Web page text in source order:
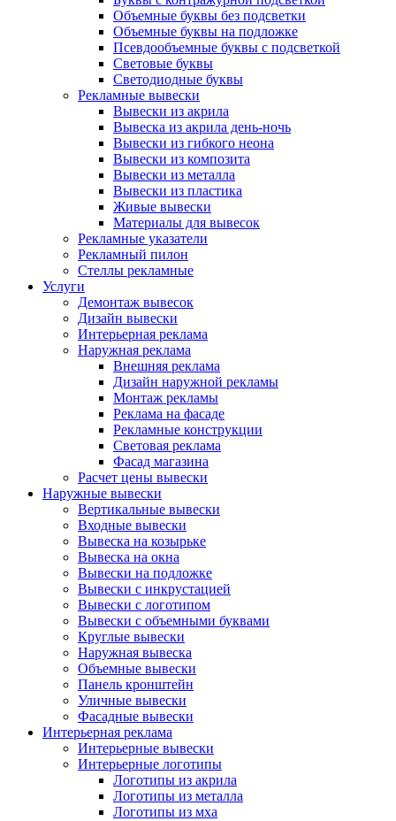
Объемные буквы без подсветки
Объемные буквы на подложке
Псевдообъемные буквы с подсветкой
Световые буквы
Светодиодные буквы
Рекламные вывески
Вывески из акрила
Вывеска из акрила день-ночь
Вывески из гибкого неона
Вывески из композита
Вывески из металла
Вывески из пластика
Живые вывески
Материалы для вывесок
Рекламные указатели
Рекламный пилон
Стеллы рекламные
Услуги
Демонтаж вывесок
Дизайн вывески
Интерьерная реклама
Наружная реклама
Внешняя реклама
Дизайн наружной рекламы
Монтаж рекламы
Реклама на фасаде
Рекламные конструкции
Световая реклама
Фасад магазина
Расчет цены вывески
Наружные вывески
Вертикальные вывески
Входные вывески
Вывеска на козырьке
Вывеска на окна
Вывески на подложке
Вывески с инкрустацией
Вывески с логотипом
Вывески с объемными буквами
Круглые вывески
Наружная вывеска
Объемные вывески
Панель кронштейн
Уличные вывески
Фасадные вывески
Интерьерная реклама
Интерьерные вывески
Интерьерные логотипы
Логотипы из акрила
Логотипы из металла
Логотипы из мха